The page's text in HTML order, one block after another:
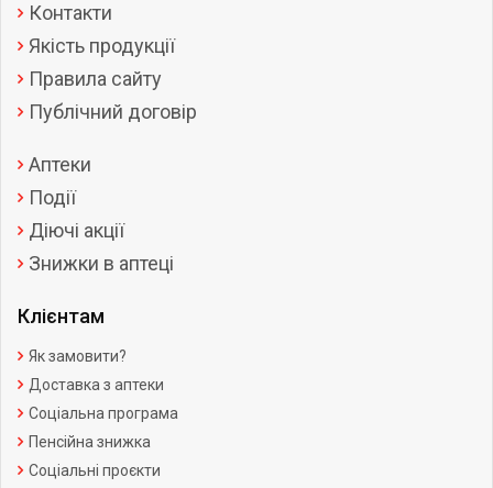
Контакти
Якість продукції
Правила сайту
Публічний договір
Аптеки
Події
Діючі акції
Знижки в аптеці
Клієнтам
Як замовити?
Доставка з аптеки
Соціальна програма
Пенсійна знижка
Соціальні проєкти